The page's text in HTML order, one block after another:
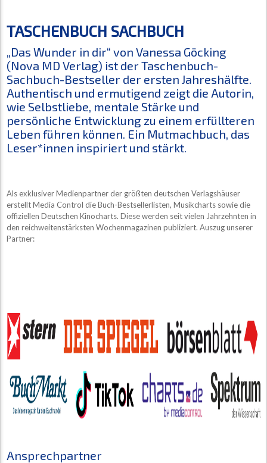
TASCHENBUCH SACHBUCH
„Das Wunder in dir“ von Vanessa Göcking
(Nova MD Verlag) ist der Taschenbuch-
Sachbuch-Bestseller der ersten Jahreshälfte.
Authentisch und ermutigend zeigt die Autorin,
wie Selbstliebe, mentale Stärke und
persönliche Entwicklung zu einem erfüllteren
Leben führen können. Ein Mutmachbuch, das
Leser*innen inspiriert und stärkt.
Als exklusiver Medienpartner der größten deutschen Verlagshäuser
erstellt Media Control die Buch-Bestsellerlisten, Musikcharts sowie die
offiziellen Deutschen Kinocharts. Diese werden seit vielen Jahrzehnten in
den reichweitenstärksten Wochenmagazinen publiziert. Auszug unserer
Partner:
Ansprechpartner